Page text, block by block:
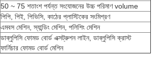
50 ~ 75 শতাংশ পর্যন্ত সংযোজনের উচ্চ পরিমাণ volume
পিপি, পিই, পিভিসি, কাঠের প্লাস্টিকের সংমিশ্রণ
এমবস মেশিন, স্যান্ডিং মেশিন, পলিশিং মেশিন
ডাব্লুপিসি ফোমড বোর্ড এক্সট্রুশন লাইন, ডাব্লুপিসি ক্রাস্ট
ফার্নিচার ফোমড বোর্ড মেশিন